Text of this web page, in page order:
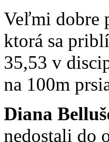
Veľmi dobre
ktorá sa
35,53 v
na 100m
Diana
nedostali do